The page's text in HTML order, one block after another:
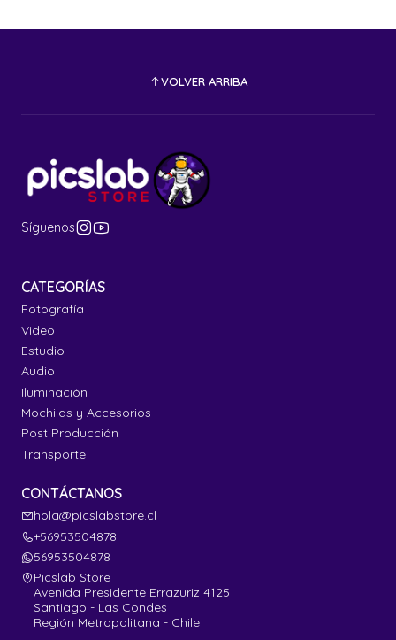
VOLVER ARRIBA
Síguenos
CATEGORÍAS
Fotografía
Video
Estudio
Audio
Iluminación
Mochilas y Accesorios
Post Producción
Transporte
CONTÁCTANOS
hola@picslabstore.cl
+56953504878
56953504878
Picslab Store
Avenida Presidente Errazuriz 4125
Santiago - Las Condes
Región Metropolitana - Chile